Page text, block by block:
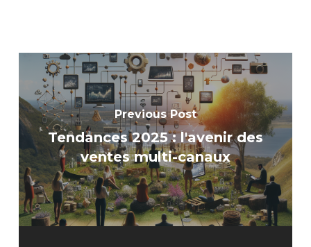
Previous Post
Tendances 2025 : l'avenir des
ventes multi-canaux